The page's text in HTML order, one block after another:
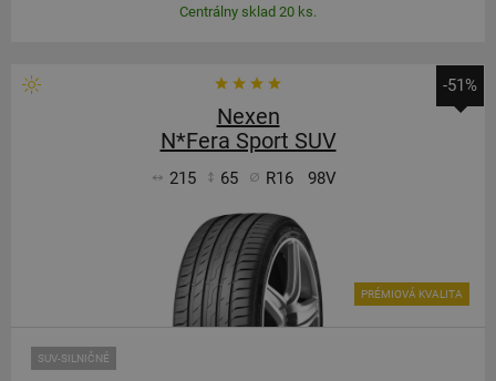
Centrálny sklad 20 ks.
-51%
Nexen
N*Fera Sport SUV
215 65 R16 98V
SUV-SILNIČNÉ
PRÉMIOVÁ KVALITA